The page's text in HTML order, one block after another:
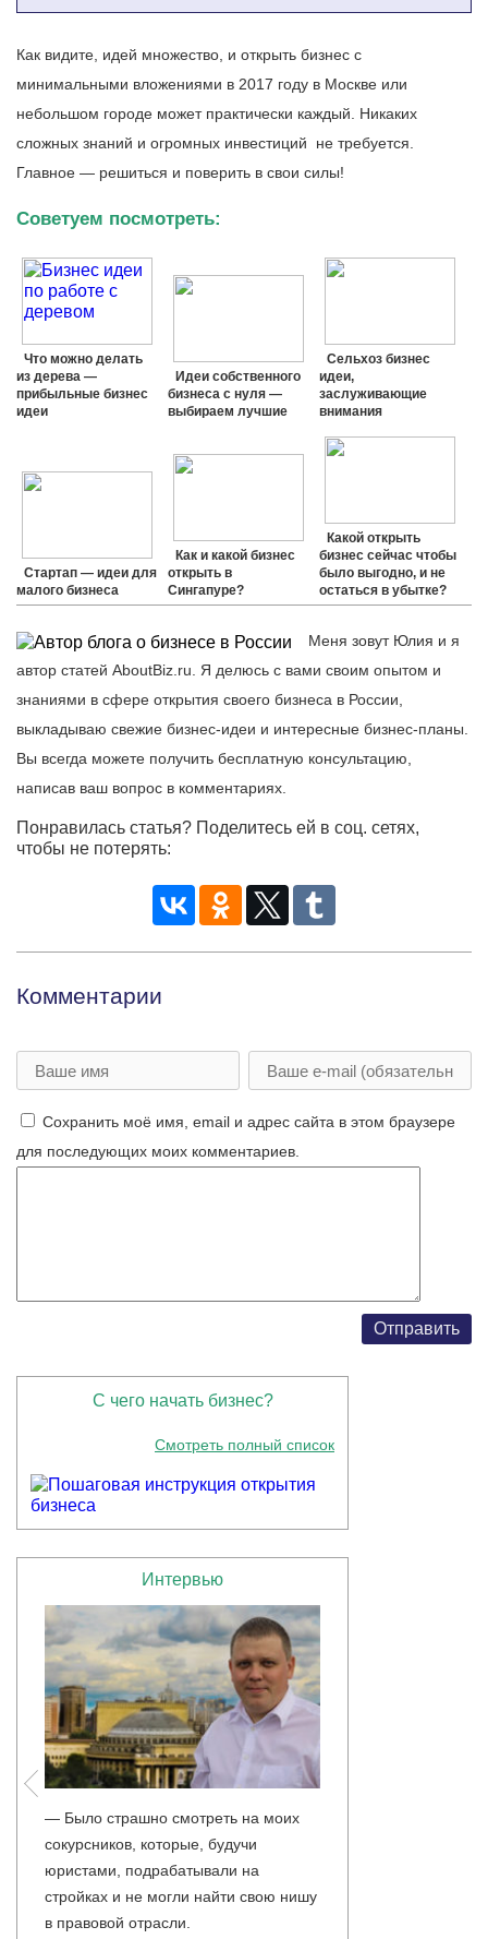
Как видите, идей множество, и открыть бизнес с
минимальными вложениями в 2017 году в Москве или
небольшом городе может практически каждый. Никаких
сложных знаний и огромных инвестиций не требуется.
Главное — решиться и поверить в свои силы!
Советуем посмотреть:
Что можно делать
из дерева —
прибыльные бизнес
идеи
Идеи собственного
бизнеса с нуля —
выбираем лучшие
Сельхоз бизнес
идеи,
заслуживающие
внимания
Стартап — идеи для
малого бизнеса
Как и какой бизнес
открыть в
Сингапуре?
Какой открыть
бизнес сейчас чтобы
было выгодно, и не
остаться в убытке?
Меня зовут Юлия и я
автор статей AboutBiz.ru. Я делюсь с вами своим опытом и
знаниями в сфере открытия своего бизнеса в России,
выкладываю свежие бизнес-идеи и интересные бизнес-планы.
Вы всегда можете получить бесплатную консультацию,
написав ваш вопрос в комментариях.
Понравилась статья? Поделитесь ей в соц. сетях,
чтобы не потерять:
Комментарии
Сохранить моё имя, email и адрес сайта в этом браузере
для последующих моих комментариев.
С чего начать бизнес?
Смотреть полный список
Интервью
— Было страшно смотреть на моих
сокурсников, которые, будучи
юристами, подрабатывали на
стройках и не могли найти свою нишу
в правовой отрасли.